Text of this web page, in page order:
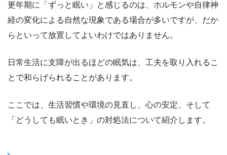
更年期に「ずっと眠い」と感じるのは、ホルモンや自律神
経の変化による自然な現象である場合が多いですが、だか
らといって放置してよいわけではありません。
日常生活に支障が出るほどの眠気は、工夫を取り入れるこ
とで和らげられることがあります。
ここでは、生活習慣や環境の見直し、心の安定、そして
「どうしても眠いとき」の対処法について紹介します。